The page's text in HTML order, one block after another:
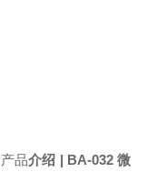
产品介绍 | BA-032 微